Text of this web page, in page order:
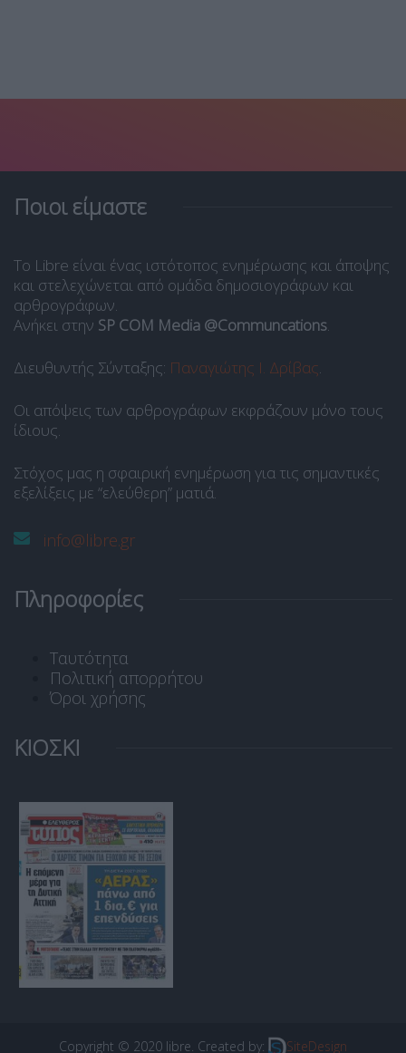
Ποιοι είμαστε
Το Libre είναι ένας ιστότοπος ενημέρωσης και άποψης
και στελεχώνεται από ομάδα δημοσιογράφων και
αρθρογράφων.
Ανήκει στην SP COM Media @Communcations.
Διευθυντής Σύνταξης: Παναγιώτης Ι. Δρίβας.
Οι απόψεις των αρθρογράφων εκφράζουν μόνο τους
ίδιους.
Στόχος μας η σφαιρική ενημέρωση για τις σημαντικές
εξελίξεις με “ελεύθερη” ματιά.
info@libre.gr
Πληροφορίες
Ταυτότητα
Πολιτική απορρήτου
Όροι χρήσης
ΚΙΟΣΚΙ
Copyright © 2020 libre. Created by: SiteDesign